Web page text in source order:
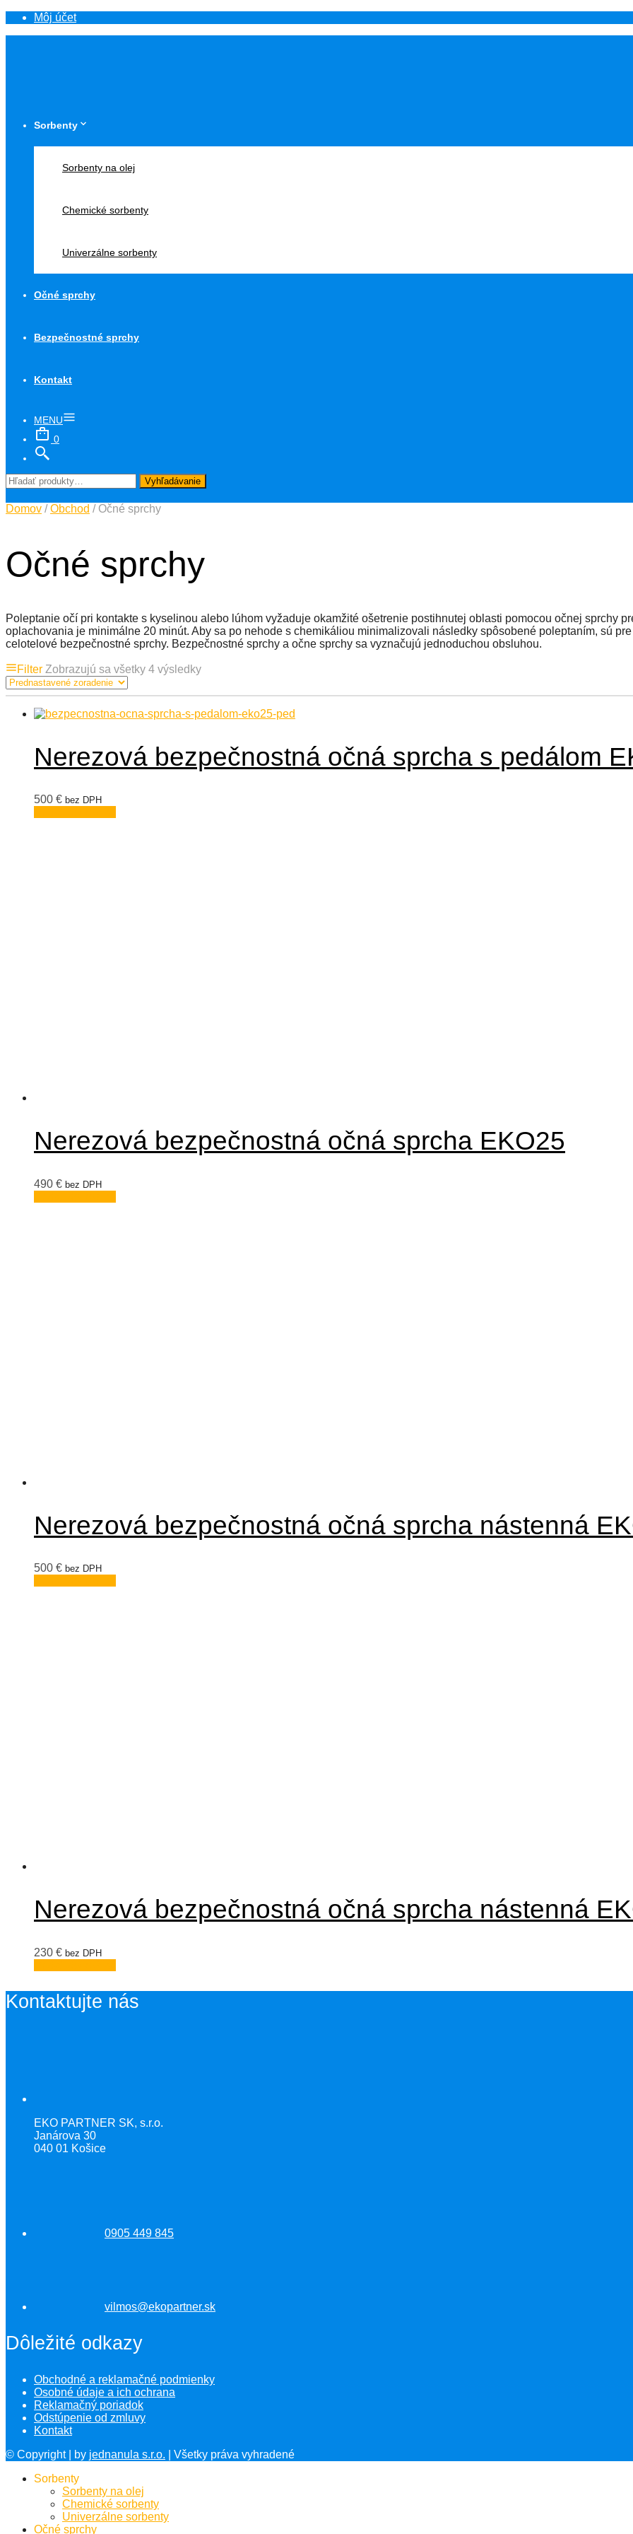
Môj účet
Sorbenty
Sorbenty na olej
Chemické sorbenty
Univerzálne sorbenty
Očné sprchy
Bezpečnostné sprchy
Kontakt
MENU
0
Hľadať: Vyhľadávanie
Domov /Obchod / Očné sprchy
Očné sprchy
Poleptanie očí pri kontakte s kyselinou alebo lúhom vyžaduje okamžité ošetrenie postihnutej oblasti pomocou očnej sprchy
oplachovania je minimálne 20 minút. Aby sa po nehode s chemikáliou minimalizovali následky spôsobené poleptaním, sú
celotelové bezpečnostné sprchy. Bezpečnostné sprchy a očne sprchy sa vyznačujú jednoduchou obsluhou.
Filter Zobrazujú sa všetky 4 výsledky
Nerezová bezpečnostná očná sprcha s pedálom
500 € bez DPH
Nerezová bezpečnostná očná sprcha EKO25
490 € bez DPH
Nerezová bezpečnostná očná sprcha nástenná
500 € bez DPH
Nerezová bezpečnostná očná sprcha nástenná
230 € bez DPH
Kontaktujte nás
EKO PARTNER SK, s.r.o.
Janárova 30
040 01 Košice
0905 449 845
vilmos@ekopartner.sk
Dôležité odkazy
Obchodné a reklamačné podmienky
Osobné údaje a ich ochrana
Reklamačný poriadok
Odstúpenie od zmluvy
Kontakt
© Copyright
| by jednanula s.r.o. | Všetky práva vyhradené
Sorbenty
Sorbenty na olej
Chemické sorbenty
Univerzálne sorbenty
Očné sprchy